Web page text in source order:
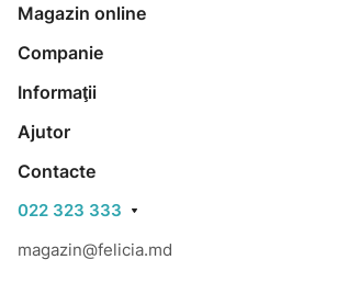
Magazin online
Companie
Informaţii
Ajutor
Contacte
022 323 333
magazin@felicia.md